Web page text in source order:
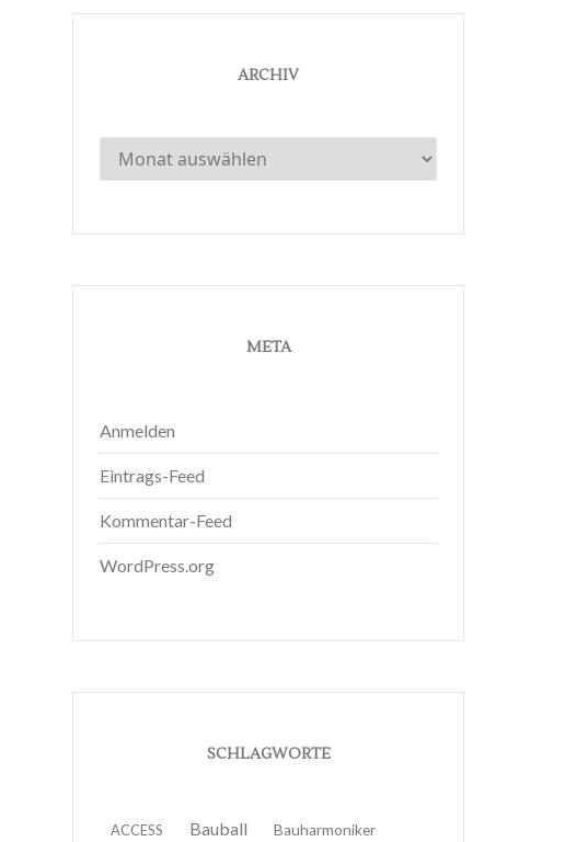
ARCHIV
Archiv
META
Anmelden
Eintrags-Feed
Kommentar-Feed
WordPress.org
SCHLAGWORTE
ACCESS Bauball Bauharmoniker